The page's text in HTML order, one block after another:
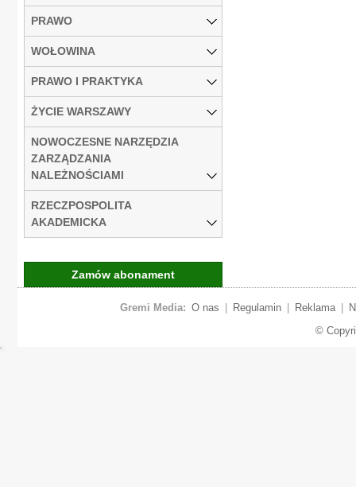
PRAWO
WOŁOWINA
PRAWO I PRAKTYKA
ŻYCIE WARSZAWY
NOWOCZESNE NARZĘDZIA
ZARZĄDZANIA
NALEŻNOŚCIAMI
RZECZPOSPOLITA
AKADEMICKA
Zamów abonament
Gremi Media: O nas Regulamin Reklama
©